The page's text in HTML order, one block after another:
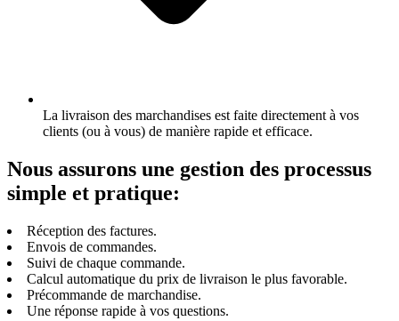
La livraison des marchandises est faite directement à vos
clients (ou à vous) de manière rapide et efficace.
Nous assurons une gestion des processus
simple et pratique:
Réception des factures.
Envois de commandes.
Suivi de chaque commande.
Calcul automatique du prix de livraison le plus favorable.
Précommande de marchandise.
Une réponse rapide à vos questions.